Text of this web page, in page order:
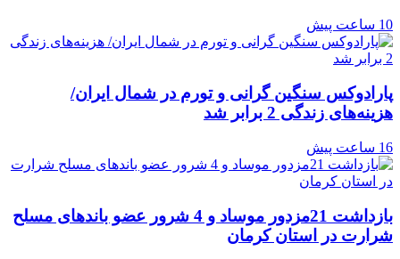
10 ساعت پیش
پارادوکس سنگین گرانی و تورم در شمال ایران/
هزینه‌های زندگی 2 برابر ‌شد
16 ساعت پیش
بازداشت 21مزدور موساد و 4 شرور عضو باندهای مسلح
شرارت در استان کرمان